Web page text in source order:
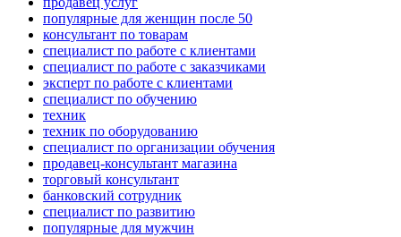
популярные для женщин после 50
консультант по товарам
специалист по работе с клиентами
специалист по работе с заказчиками
эксперт по работе с клиентами
специалист по обучению
техник
техник по оборудованию
специалист по организации обучения
продавец-консультант магазина
торговый консультант
банковский сотрудник
специалист по развитию
популярные для мужчин